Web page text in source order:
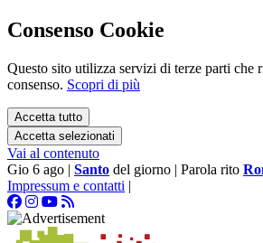
Consenso Cookie
Questo sito utilizza servizi di terze parti che
consenso. Scopri di più
Accetta tutto
Accetta selezionati
Vai al contenuto
Gio 6 ago | Santo del giorno | Parola rito
Impressum e contatti |